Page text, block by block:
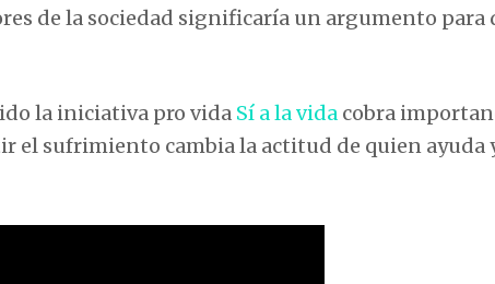
de la sociedad significaría un argumento para
la iniciativa pro vida Sí a la vida cobra
el sufrimiento cambia la actitud de quien ayuda